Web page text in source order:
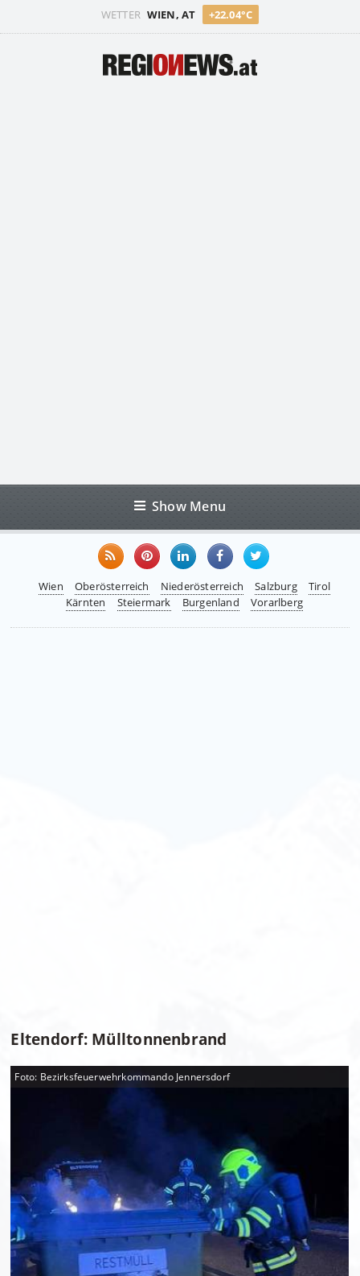
WETTER WIEN, AT +22.04°C
Show Menu
Wien Oberösterreich Niederösterreich Salzburg
Tirol
Kärnten
Steiermark Burgenland Vorarlberg
Eltendorf: Mülltonnenbrand
Foto: Bezirksfeuerwehrkommando Jennersdorf